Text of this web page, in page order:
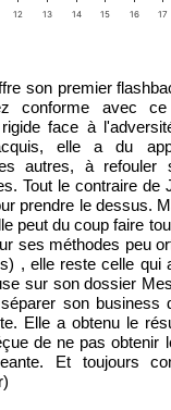
12 13 14 15 16 17
son premier
conforme avec
face à
elle a du
autres, à refouler
Tout le contraire de
prendre le dessus.
peut du coup faire
ses méthodes peu
, elle reste celle qui
sur son dossier
son business
Elle a obtenu le
de ne pas obtenir
Et toujours